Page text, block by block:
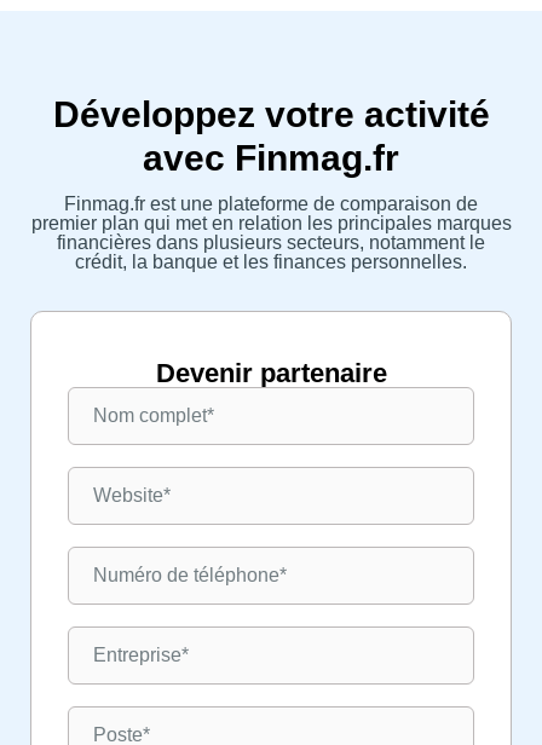
Développez votre activité
avec Finmag.fr
Finmag.fr est une plateforme de comparaison de
premier plan qui met en relation les principales marques
financières dans plusieurs secteurs, notamment le
crédit, la banque et les finances personnelles.
Devenir partenaire